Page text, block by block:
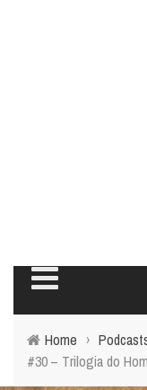
Home ›
#30 – Trilogia do